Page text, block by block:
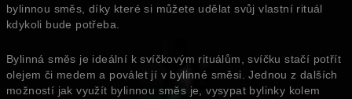
bylinnou směs, díky které si můžete udělat svůj vlastní rituál
kdykoli bude potřeba.
Bylinná směs je ideální k svíčkovým rituálům, svíčku stačí potřít
olejem či medem a poválet jí v bylinné směsi. Jednou z dalších
možností jak využít bylinnou směs je, vysypat bylinky kolem